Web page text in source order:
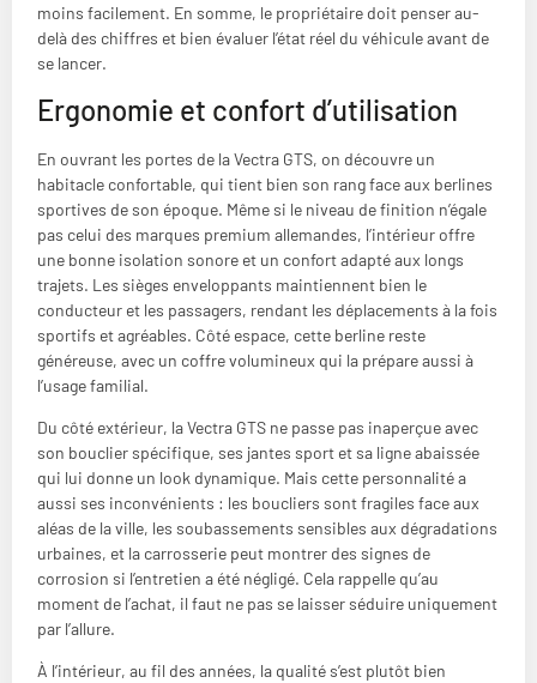
moins facilement. En somme, le propriétaire doit penser au-
delà des chiffres et bien évaluer l’état réel du véhicule avant de
se lancer.
Ergonomie et confort d’utilisation
En ouvrant les portes de la Vectra GTS, on découvre un
habitacle confortable, qui tient bien son rang face aux berlines
sportives de son époque. Même si le niveau de finition n’égale
pas celui des marques premium allemandes, l’intérieur offre
une bonne isolation sonore et un confort adapté aux longs
trajets. Les sièges enveloppants maintiennent bien le
conducteur et les passagers, rendant les déplacements à la fois
sportifs et agréables. Côté espace, cette berline reste
généreuse, avec un coffre volumineux qui la prépare aussi à
l’usage familial.
Du côté extérieur, la Vectra GTS ne passe pas inaperçue avec
son bouclier spécifique, ses jantes sport et sa ligne abaissée
qui lui donne un look dynamique. Mais cette personnalité a
aussi ses inconvénients : les boucliers sont fragiles face aux
aléas de la ville, les soubassements sensibles aux dégradations
urbaines, et la carrosserie peut montrer des signes de
corrosion si l’entretien a été négligé. Cela rappelle qu’au
moment de l’achat, il faut ne pas se laisser séduire uniquement
par l’allure.
À l’intérieur, au fil des années, la qualité s’est plutôt bien